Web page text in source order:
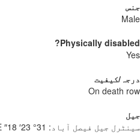
جنس
Male
Physically disabled?
Yes
درجہ/کیفیت
On death row
جیل
سینٹرل جیل فیصل آباد: 31° 23′ 18″ N, 73° 10′ 59″ E